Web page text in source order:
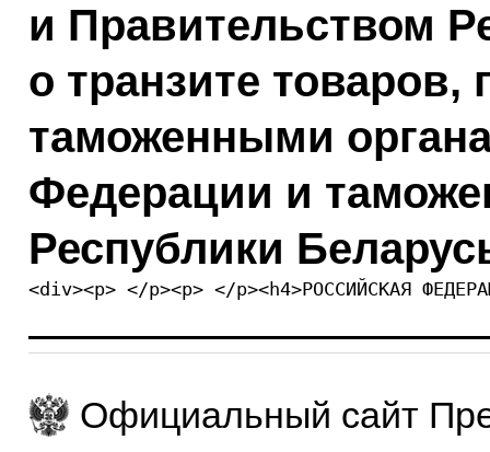
и Правительством
о транзите
таможенными
Федерации и
Республики
<div><p> </p><p> </p><h4>РОССИЙСКАЯ
Официальный сайт